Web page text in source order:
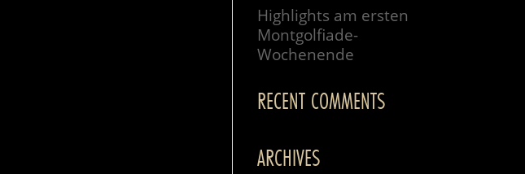
Highlights am ersten
Montgolfiade-
Wochenende
RECENT COMMENTS
ARCHIVES